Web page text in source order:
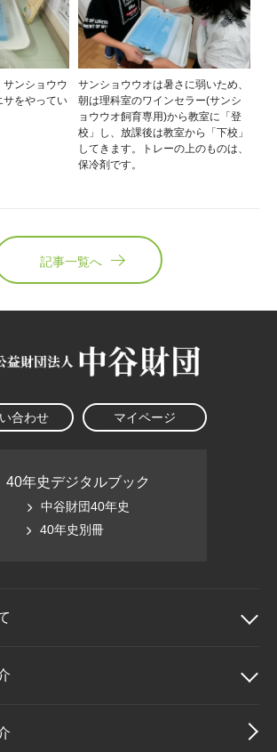
サンショウウ
サをやってい
サンショウウオは暑さに弱いため、
朝は理科室のワインセラー(サンシ
ョウウオ飼育専用)から教室に「登
校」し、放課後は教室から「下校」
してきます。トレーの上のものは、
保冷剤です。
記事一覧へ
合わせ マイページ
40年史デジタルブック
中谷財団40年史
40年史別冊